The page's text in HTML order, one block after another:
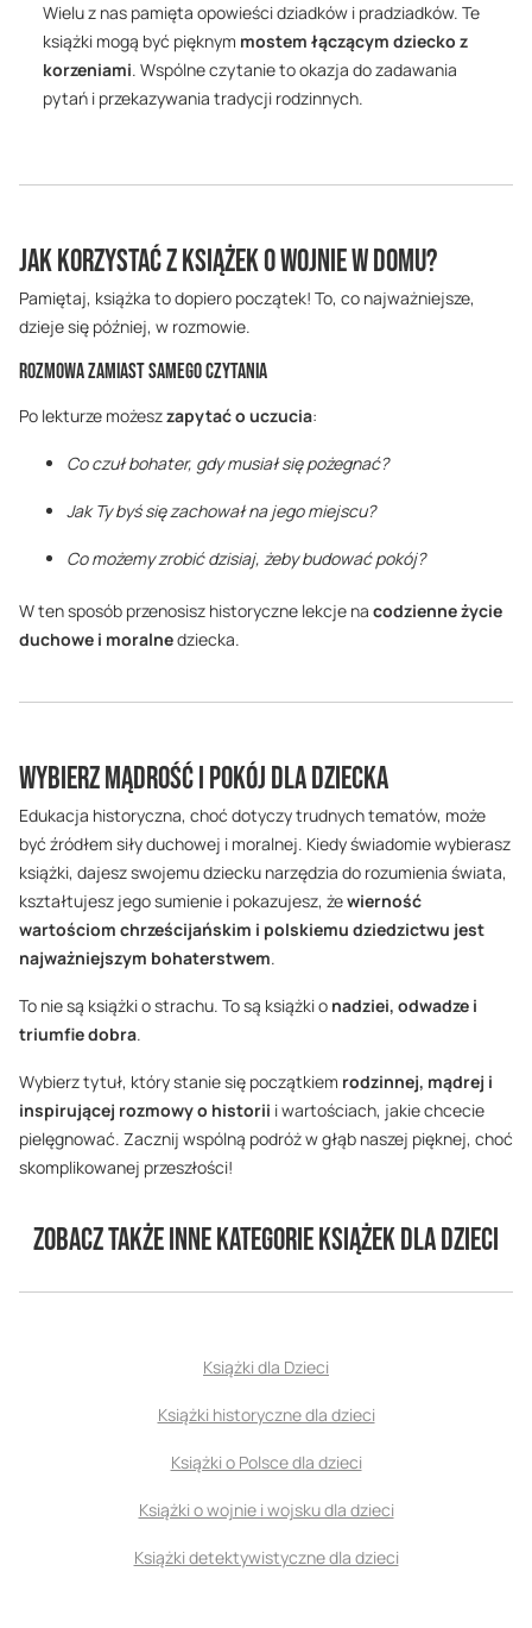
Wielu z nas pamięta opowieści dziadków i pradziadków. Te
książki mogą być pięknym mostem łączącym dziecko z
korzeniami. Wspólne czytanie to okazja do zadawania
pytań i przekazywania tradycji rodzinnych.
Jak Korzystać z Książek o Wojnie w Domu?
Pamiętaj, książka to dopiero początek! To, co najważniejsze,
dzieje się później, w rozmowie.
Rozmowa Zamiast Samego Czytania
Po lekturze możeszzapytać o uczucia:
Co czuł bohater, gdy musiał się pożegnać?
Jak Ty byś się zachował na jego miejscu?
Co możemy zrobić dzisiaj, żeby budować pokój?
W ten sposób przenosisz historyczne lekcje na codzienne życie
duchowe i moralnedziecka.
Wybierz mądrość i pokój dla dziecka
Edukacja historyczna, choć dotyczy trudnych tematów, może
być źródłem siły duchowej i moralnej. Kiedy świadomie wybierasz
książki, dajesz swojemu dziecku narzędzia do rozumienia świata,
kształtujesz jego sumienie i pokazujesz, żewierność
wartościom chrześcijańskim i polskiemu dziedzictwu jest
najważniejszym bohaterstwem.
To nie są książki o strachu. To są książki o nadziei, odwadze i
triumfie dobra.
Wybierz tytuł, który stanie się początkiem rodzinnej, mądrej i
inspirującej rozmowy o historii i wartościach, jakie chcecie
pielęgnować. Zacznij wspólną podróż w głąb naszej pięknej, choć
skomplikowanej przeszłości!
Zobacz także inne kategorie książek dla dzieci
Książki dla Dzieci
Książki historyczne dla dzieci
Książki o Polsce dla dzieci
Książki o wojnie i wojsku dla dzieci
Książki detektywistyczne dla dzieci